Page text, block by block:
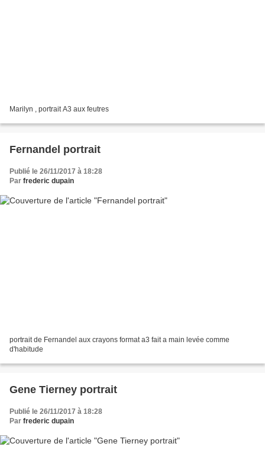
Marilyn , portrait A3 aux feutres
Fernandel portrait
Publié le 26/11/2017 à 18:28
Par frederic dupain
portrait de Fernandel aux crayons format a3 fait a main levée comme
d'habitude
Gene Tierney portrait
Publié le 26/11/2017 à 18:28
Par frederic dupain